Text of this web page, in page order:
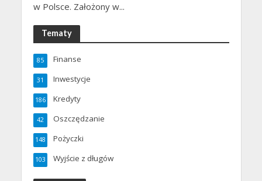
w Polsce. Założony w...
Tematy
Finanse
85
Inwestycje
31
Kredyty
186
Oszczędzanie
42
Pożyczki
148
Wyjście z długów
103